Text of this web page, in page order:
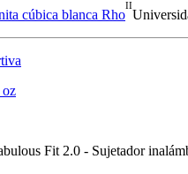
cúbica blanca Rho
II
Fit 2.0 - Sujetador